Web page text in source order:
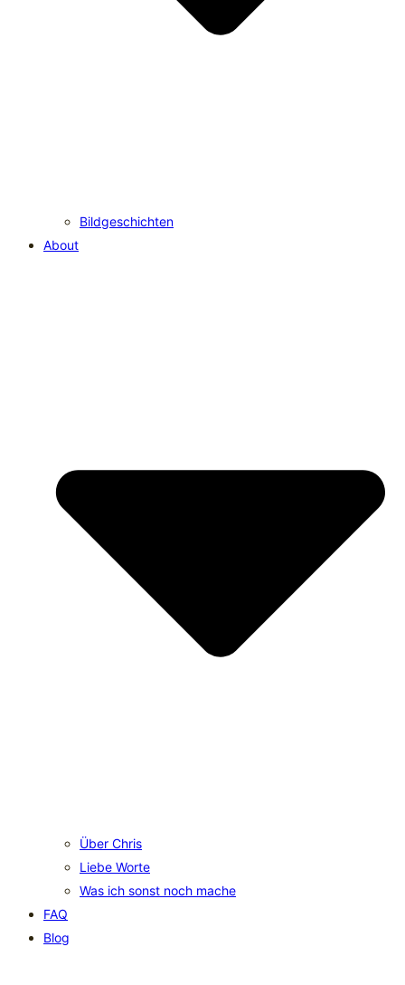
Bildgeschichten
About
Über Chris
Liebe Worte
Was ich sonst noch mache
FAQ
Blog